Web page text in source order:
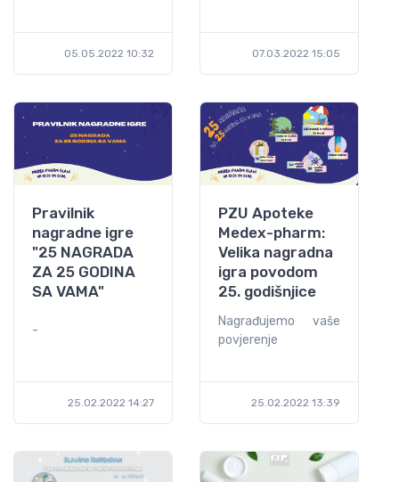
05.05.2022 10:32 07.03.2022 15:05
Pravilnik
nagradne igre
"25 NAGRADA
ZA 25 GODINA
SA VAMA"
-
25.02.2022 14:27
PZU Apoteke
Medex-pharm:
Velika nagradna
igra povodom
25. godišnjice
Nagrađujemo vaše
povjerenje
25.02.2022 13:39